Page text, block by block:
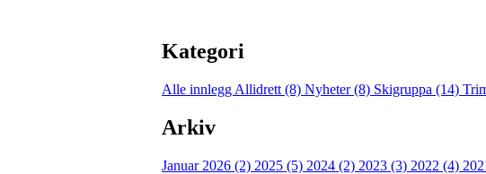
Kategori
Alle innlegg Allidrett (8) Nyheter (8) Skigruppa (14)
Arkiv
Januar 2026 (2) 2025 (5) 2024 (2) 2023 (3) 2022 (4)